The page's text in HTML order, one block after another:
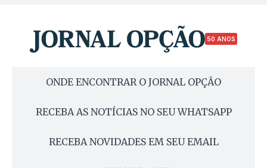
50 ANOS
ONDE ENCONTRAR O JORNAL OPÇÃO
RECEBA AS NOTÍCIAS NO SEU WHATSAPP
RECEBA NOVIDADES EM SEU EMAIL